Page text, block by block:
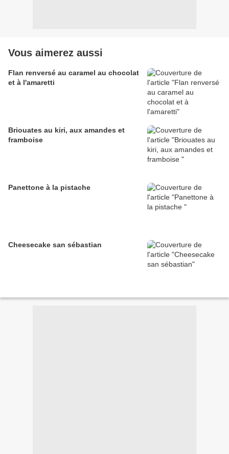
Vous aimerez aussi
Flan renversé au caramel au chocolat
et à l'amaretti
Briouates au kiri, aux amandes et
framboise
Panettone à la pistache
Cheesecake san sébastian